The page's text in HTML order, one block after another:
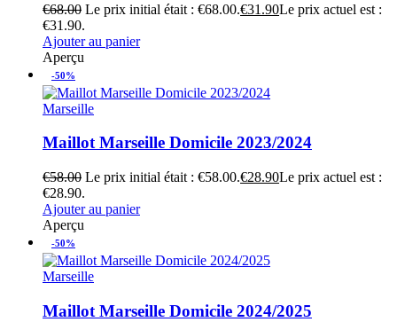
€68.00 Le prix initial était : €68.00.€31.90Le prix actuel est :
€31.90.
Ajouter au panier
Aperçu
-50%
Marseille
Maillot Marseille Domicile 2023/2024
€58.00 Le prix initial était : €58.00.€28.90Le prix actuel est :
€28.90.
Ajouter au panier
Aperçu
-50%
Marseille
Maillot Marseille Domicile 2024/2025